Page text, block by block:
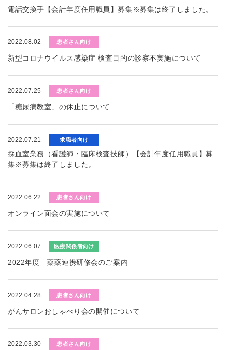
電話交換手【会計年度任用職員】募集※募集は終了しました。
2022.08.02 患者さん向け
新型コロナウイルス感染症 検査目的の診察不実施について
2022.07.25 患者さん向け
「糖尿病教室」の休止について
2022.07.21 求職者向け
採血室業務（看護師・臨床検査技師）【会計年度任用職員】募
集※募集は終了しました。
2022.06.22 患者さん向け
オンライン面会の実施について
2022.06.07 医療関係者向け
2022年度 薬薬連携研修会のご案内
2022.04.28 患者さん向け
がんサロンおしゃべり会の開催について
2022.03.30 患者さん向け